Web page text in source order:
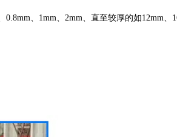
、1mm、2mm、直至较厚的如12mm、